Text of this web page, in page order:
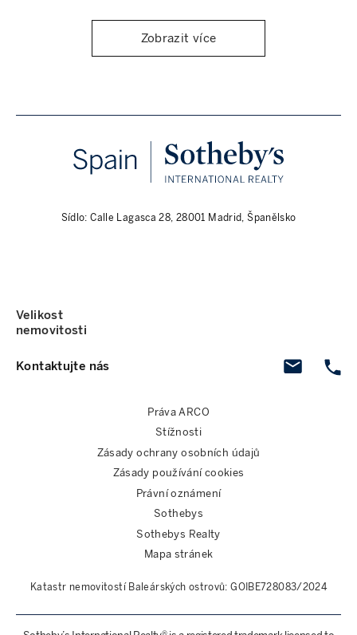
Zobrazit více
Sídlo: Calle Lagasca 28, 28001 Madrid, Španělsko
Kontaktujte nás
Velikost
nemovitosti
Práva ARCO
Stížnosti
Zásady ochrany osobních údajů
Zásady používání cookies
Právní oznámení
Sothebys
Sothebys Realty
Mapa stránek
Katastr nemovitostí Baleárských ostrovů: GOIBE728083/2024